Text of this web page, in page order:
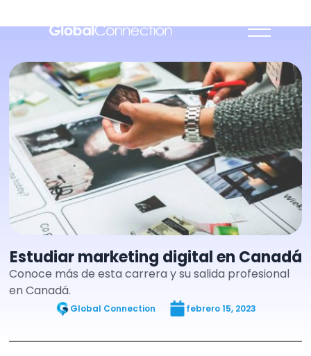
Estudiar marketing digital en Canadá
Conoce más de esta carrera y su salida profesional
en Canadá.
Global Connection febrero 15, 2023